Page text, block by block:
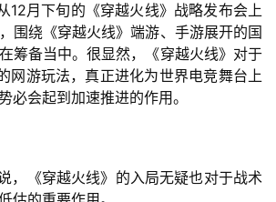
12月下旬的《穿越火线》战略发布会上
围绕《穿越火线》端游、手游展开的国
筹备当中。很显然，《穿越火线》对于
网游玩法，真正进化为世界电竞舞台上
必会起到加速推进的作用。
，《穿越火线》的入局无疑也对于战术